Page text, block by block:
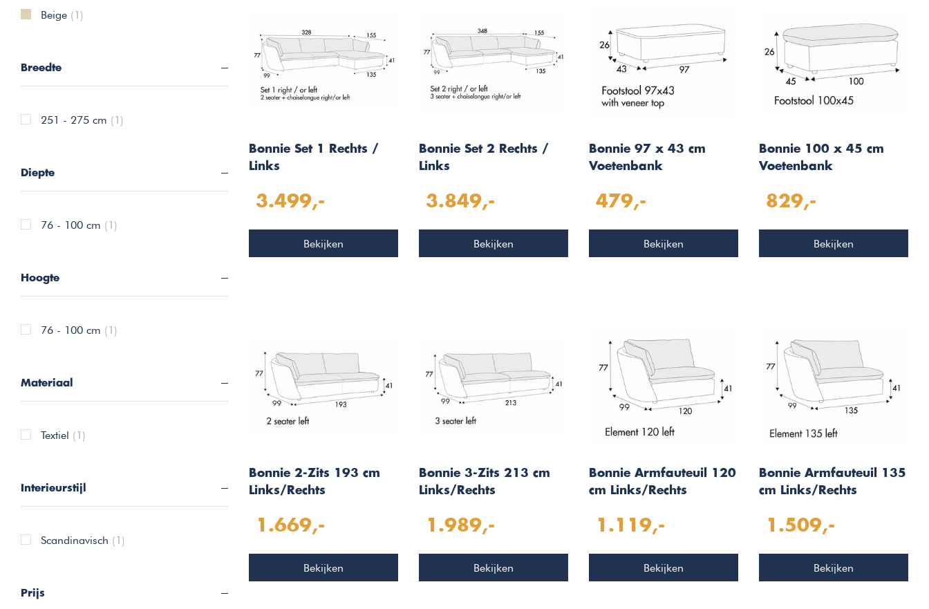
Beige (1)
Breedte
251 - 275 cm (1)
Diepte
76 - 100 cm (1)
Hoogte
76 - 100 cm (1)
Materiaal
Textiel (1)
Interieurstijl
Scandinavisch (1)
Prijs
Bonnie Set 1 Rechts /
Links
3.499,-
Bekijken
Bonnie Set 2 Rechts /
Links
3.849,-
Bekijken
Bonnie 97 x 43 cm
Voetenbank
479,-
Bekijken
Bonnie 100 x 45 cm
Voetenbank
829,-
Bekijken
Bonnie 2-Zits 193 cm
Links/Rechts
1.669,-
Bekijken
Bonnie 3-Zits 213 cm
Links/Rechts
1.989,-
Bekijken
Bonnie Armfauteuil 120
cm Links/Rechts
1.119,-
Bekijken
Bonnie Armfauteuil 135
cm Links/Rechts
1.509,-
Bekijken